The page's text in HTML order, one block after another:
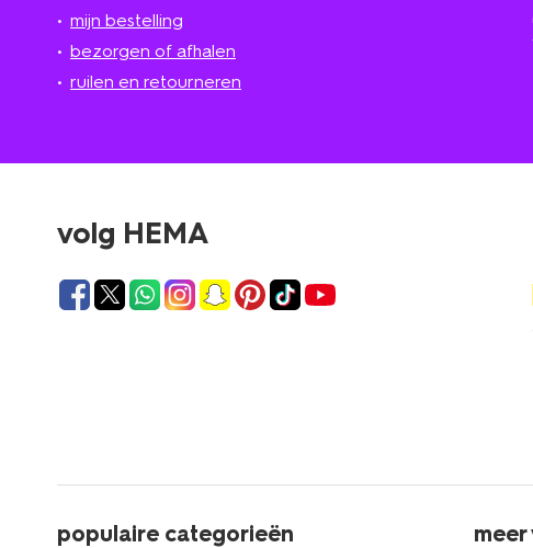
mijn bestelling
bezorgen of afhalen
ruilen en retourneren
volg HEMA
populaire categorieën meer